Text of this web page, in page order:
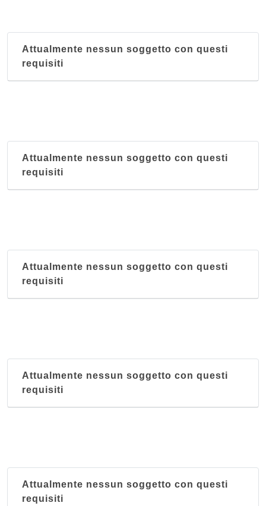
Attualmente nessun soggetto con questi
requisiti
Attualmente nessun soggetto con questi
requisiti
Attualmente nessun soggetto con questi
requisiti
Attualmente nessun soggetto con questi
requisiti
Attualmente nessun soggetto con questi
requisiti